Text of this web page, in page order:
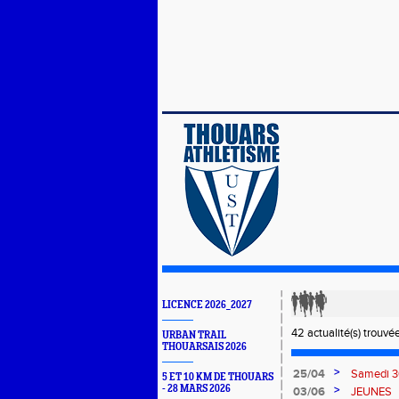
LICENCE 2026_2027
URBAN TRAIL
THOUARSAIS 2026
5 ET 10 KM DE THOUARS
- 28 MARS 2026
42 actualité(s)
25/04 >
Samedi
03/06
>
JEUNES